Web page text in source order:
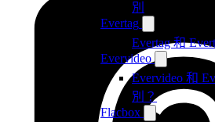
別
Evertag
Evertag 和
Evervideo
Evervideo 和
別？
Flacbox